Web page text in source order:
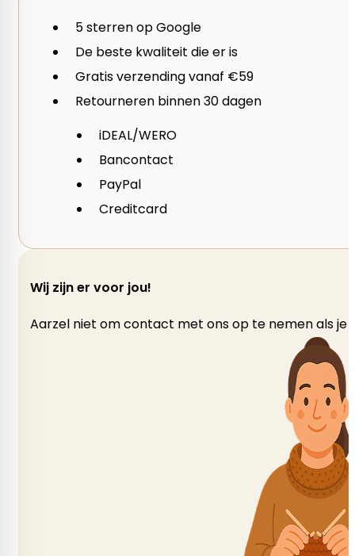
Herfst, Winter
5 sterren op Google
De beste kwaliteit die er is
Gratis verzending vanaf €59
Retourneren binnen 30 dagen
iDEAL/WERO
Bancontact
PayPal
Creditcard
Wij zijn er voor jou!
Aarzel niet om contact met ons op te nemen als